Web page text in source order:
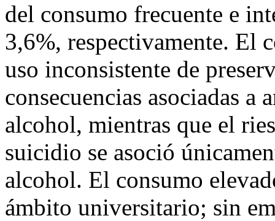
del consumo frecuente e
3,6%, respectivamente. El
uso inconsistente de
consecuencias asociadas a
alcohol, mientras que el
suicidio se asoció
alcohol. El consumo
ámbito universitario; sin